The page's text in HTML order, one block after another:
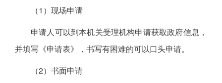
（1）现场申请
申请人可以到本机关受理机构申请获取政府信息，
并填写《申请表》，书写有困难的可以口头申请。
（2）书面申请